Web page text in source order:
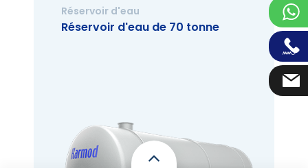
Réservoir d'eau
Réservoir d'eau de 70 tonne